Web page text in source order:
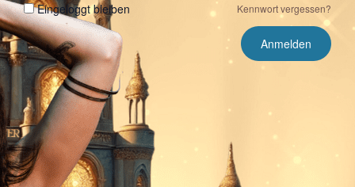
Eingeloggt bleiben
Kennwort vergessen?